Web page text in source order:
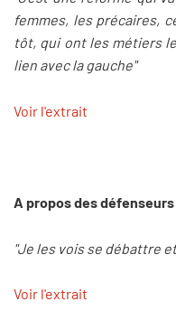
femmes, les précaires,
tôt, qui ont les métiers
lien avec la gauche"
Voir l'extrait
A propos des
"Je les vois se débattre
Voir l'extrait